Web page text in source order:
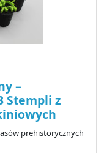
–
Stempli z
prehistorycznych